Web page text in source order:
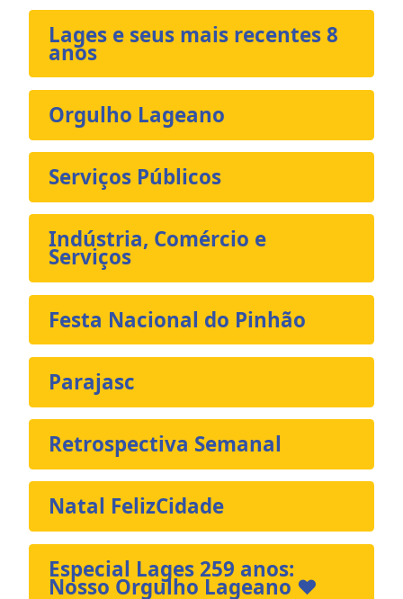
Lages e seus mais recentes 8
anos
Orgulho Lageano
Serviços Públicos
Indústria, Comércio e
Serviços
Festa Nacional do Pinhão
Parajasc
Retrospectiva Semanal
Natal FelizCidade
Especial Lages 259 anos:
Nosso Orgulho Lageano ❤️